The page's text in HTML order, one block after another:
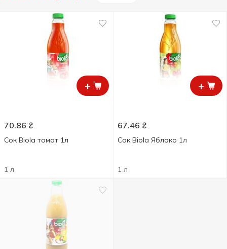
+
70.86 ₴
Сок Biola томат 1л
1 л
+
67.46 ₴
Сок Biola Яблоко 1л
1 л